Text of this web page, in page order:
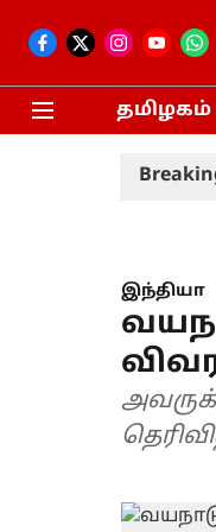
தமிழகம்
மனைவி
இந்தியா